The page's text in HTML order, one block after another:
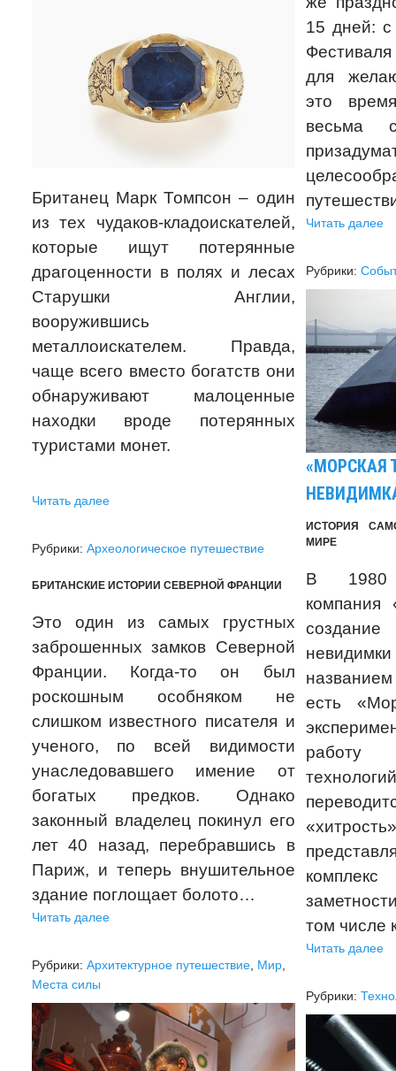
15 дней:
для
это
весьма
Читать далее
Рубрики:
Британец Марк Томпсон – один
из тех чудаков-кладоискателей,
которые ищут потерянные
драгоценности в полях и лесах
Старушки Англии,
вооружившись
металлоискателем. Правда,
чаще всего вместо богатств они
обнаруживают малоценные
находки вроде потерянных
туристами монет.
Читать далее
Рубрики: Археологическое путешествие
«МОРСКАЯ
ИСТОРИЯ
МИРЕ
В 1980
компания
есть
работу
том числе
Читать далее
Рубрики:
БРИТАНСКИЕ ИСТОРИИ СЕВЕРНОЙ ФРАНЦИИ
Это один из самых грустных
заброшенных замков Северной
Франции. Когда-то он был
роскошным особняком не
слишком известного писателя и
ученого, по всей видимости
унаследовавшего имение от
богатых предков. Однако
законный владелец покинул его
лет 40 назад, перебравшись в
Париж, и теперь внушительное
здание поглощает болото…
Читать далее
Рубрики: Архитектурное путешествие, Мир,
Места силы